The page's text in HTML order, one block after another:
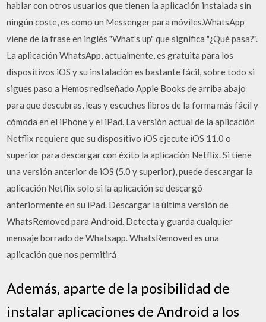
hablar con otros usuarios que tienen la aplicación instalada sin
ningún coste, es como un Messenger para móviles.WhatsApp
viene de la frase en inglés "What's up" que significa "¿Qué pasa?".
La aplicación WhatsApp, actualmente, es gratuita para los
dispositivos iOS y su instalación es bastante fácil, sobre todo si
sigues paso a Hemos rediseñado Apple Books de arriba abajo
para que descubras, leas y escuches libros de la forma más fácil y
cómoda en el iPhone y el iPad. La versión actual de la aplicación
Netflix requiere que su dispositivo iOS ejecute iOS 11.0 o
superior para descargar con éxito la aplicación Netflix. Si tiene
una versión anterior de iOS (5.0 y superior), puede descargar la
aplicación Netflix solo si la aplicación se descargó
anteriormente en su iPad. Descargar la última versión de
WhatsRemoved para Android. Detecta y guarda cualquier
mensaje borrado de Whatsapp. WhatsRemoved es una
aplicación que nos permitirá
Además, aparte de la posibilidad de
instalar aplicaciones de Android a los